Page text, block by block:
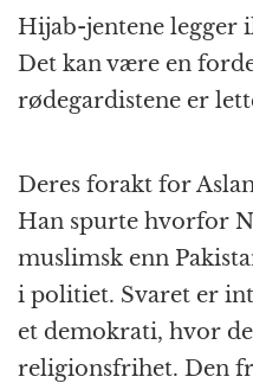
Hijab-jentene legger
Det kan være en
rødegardistene er
Deres forakt for
Han spurte hvorfor
muslimsk enn
i politiet. Svaret er
et demokrati, hvor
religionsfrihet. Den